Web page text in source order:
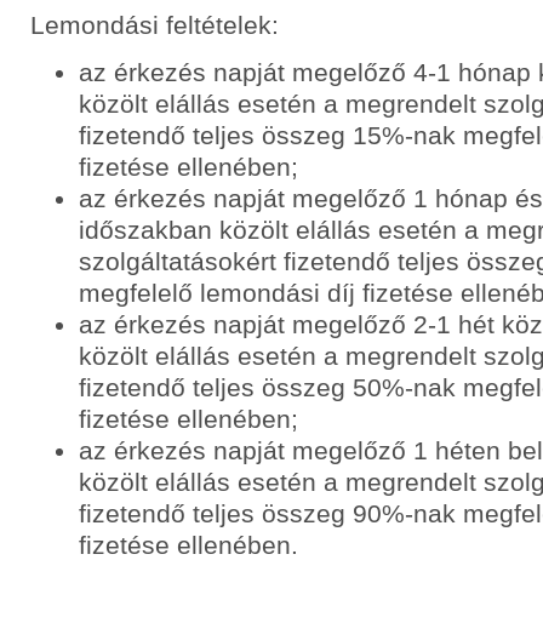
Lemondási feltételek:
az érkezés napját megelőző 4-1 hónap
közölt elállás esetén a megrendelt
fizetendő teljes összeg 15%-nak
fizetése ellenében;
az érkezés napját megelőző 1 hónap
időszakban közölt elállás esetén a
szolgáltatásokért fizetendő teljes
megfelelő lemondási díj fizetése
az érkezés napját megelőző 2-1 hét
közölt elállás esetén a megrendelt
fizetendő teljes összeg 50%-nak
fizetése ellenében;
az érkezés napját megelőző 1 héten
közölt elállás esetén a megrendelt
fizetendő teljes összeg 90%-nak
fizetése ellenében.